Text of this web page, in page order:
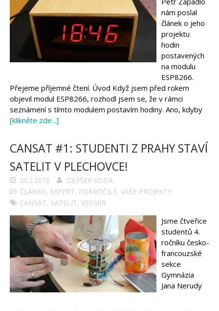
nám poslal
článek o jeho
projektu
hodin
postavených
na modulu
ESP8266.
Přejeme příjemné čtení. Úvod Když jsem před rokem
objevil modul ESP8266, rozhodl jsem se, že v rámci
seznámení s tímto modulem postavím hodiny. Ano, kdyby
[klikněte zde...]
CANSAT #1: STUDENTI Z PRAHY STAVÍ
SATELIT V PLECHOVCE!
29.2.2016
ZBYŠEK VODA
ČLÁNKY, EXPERT, POKROČILÝ, VAŠE PROJEKTY
CANSAT, SATELIT, VESMÍR
Jsme čtveřice
studentů 4.
ročníku česko-
francouzské
sekce
Gymnázia
Jana Nerudy